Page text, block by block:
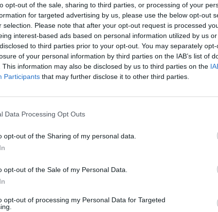
opt-out of the sale, sharing to third parties, or processing of your
for targeted advertising by us, please use the below opt-out
selection. Please note that after your opt-out request is processed
interest-based ads based on personal information utilized by us
to third parties prior to your opt-out. You may separately
of your personal information by third parties on the IAB’s list of
This information may also be disclosed by us to third parties on the
Participants that may further disclose it to other third parties.
Data Processing Opt Outs
opt-out of the Sharing of my personal data.
opt-out of the Sale of my Personal Data.
opt-out of processing my Personal Data for Targeted
Google Newsκαι στοFacebook
μας στοYouTube